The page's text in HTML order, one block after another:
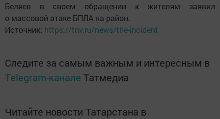
Беляев в своем обращении к жителям заявил
о массовой атаке БПЛА на район.
Источник: https://tnv.ru/news/the-incident
Следите за самым важным и интересным в
Telegram-канале Татмедиа
Читайте новости Татарстана в